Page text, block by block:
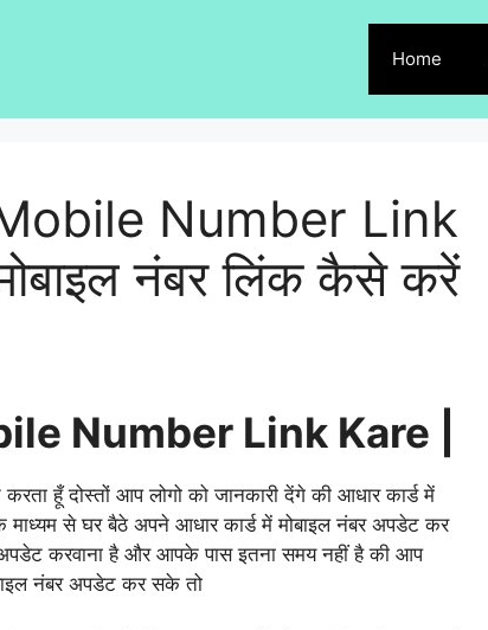
Home
Number Link
नंबर लिंक कैसे करें
Number Link Kare |
हूँ दोस्तों आप लोगो को जानकारी देंगे की आधार कार्ड में
माध्यम से घर बैठे अपने आधार कार्ड में मोबाइल नंबर अपडेट कर
करवाना है और आपके पास इतना समय नहीं है की आप
नंबर अपडेट कर सके तो